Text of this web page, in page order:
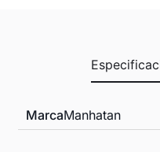
MarcaManhatan